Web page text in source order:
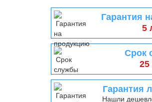
Гарантия
5
Срок
25
Гарантия
Нашли